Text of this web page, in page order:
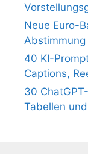
Neue Euro-
40 KI-
Captions,
30
Tabellen